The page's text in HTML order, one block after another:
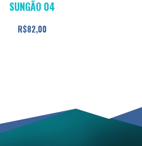
ser
SUNGÃO 04
R$82,00